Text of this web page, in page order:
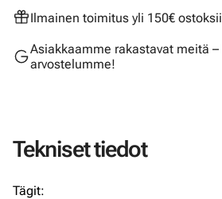
Ilmainen toimitus yli 150€
Asiakkaamme rakastavat meitä
arvostelumme!
Tekniset tiedot
Tägit: